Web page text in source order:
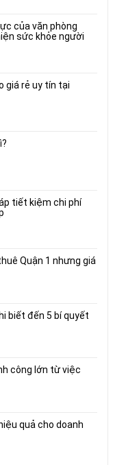
của văn phòng
sức khỏe người
giá rẻ uy tín tại
tiết kiệm chi phí
Quận 1 nhưng giá
biết đến 5 bí quyết
công lớn từ việc
quả cho doanh